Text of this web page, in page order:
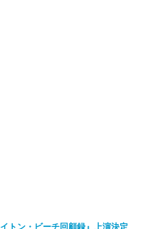
トン・ビーチ回顧録』上演決定